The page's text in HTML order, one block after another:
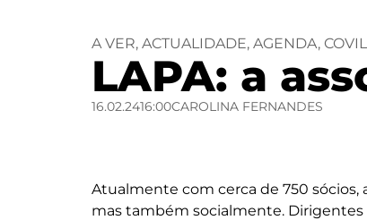
A VER, ACTUALIDADE, AGENDA,
LAPA: a
16.02.2416:00CAROLINA FERNANDES
Atualmente com cerca de 750
mas também socialmente.